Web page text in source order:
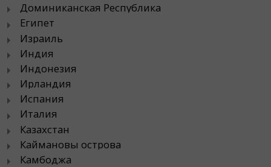
Доминиканская Республика
Египет
Израиль
Индия
Индонезия
Ирландия
Испания
Италия
Казахстан
Каймановы острова
Камбоджа